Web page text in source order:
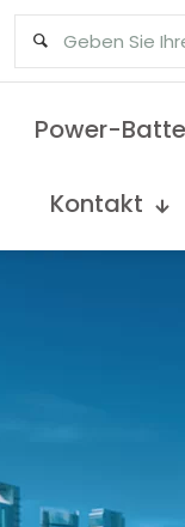
Power-
Kontakt